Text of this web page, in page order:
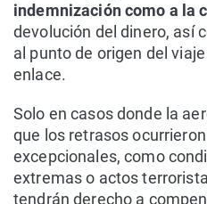
indemnización como a la
devolución del dinero, así
al punto de origen del
enlace.
Solo en casos donde la
que los retrasos
excepcionales, como
extremas o actos
tendrán derecho a